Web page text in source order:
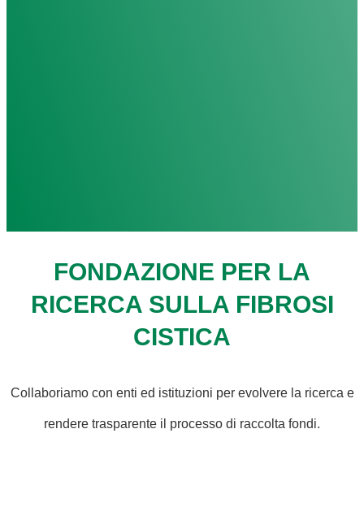
FONDAZIONE PER LA
RICERCA SULLA FIBROSI
CISTICA
Collaboriamo con enti ed istituzioni per evolvere la ricerca e
rendere trasparente il processo di raccolta fondi.